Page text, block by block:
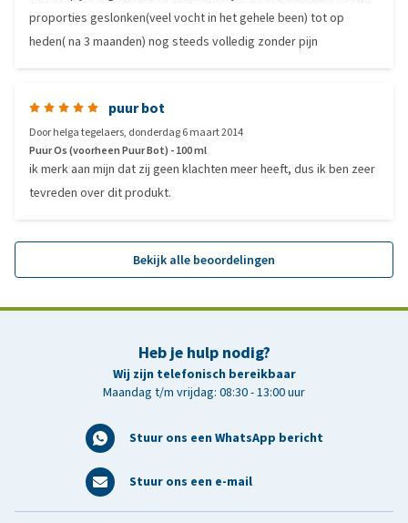
proporties geslonken(veel vocht in het gehele been) tot op
heden( na 3 maanden) nog steeds volledig zonder pijn
puur bot
Doorhelga tegelaers, donderdag 6 maart 2014
Puur Os (voorheen Puur Bot) - 100 ml
ik merk aan mijn dat zij geen klachten meer heeft, dus ik ben zeer
tevreden over dit produkt.
Bekijk alle beoordelingen
Heb je hulp nodig?
Wij zijn telefonisch bereikbaar
Maandag t/m vrijdag: 08:30 - 13:00 uur
Stuur ons een WhatsApp bericht
Stuur ons een e-mail